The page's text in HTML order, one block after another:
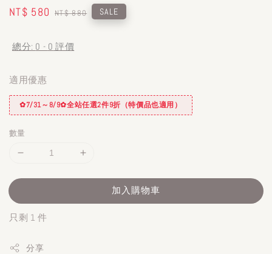
Sale
NT$ 580 Regular
NT$ 880 SALE
總分: 0 - 0 評價
適用優惠
✿7/31～8/9✿全站任選2件9折（特價品也適用）
數量
加入購物車
只剩 1 件
分享